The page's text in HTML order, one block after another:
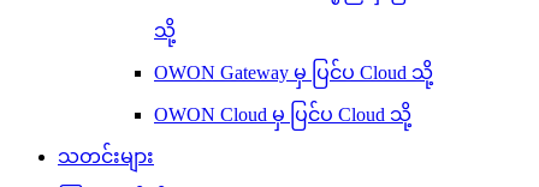
သို့
OWON Gateway မှ ပြင်ပ Cloud သို့
OWON Cloud မှ ပြင်ပ Cloud သို့
သတင်းများ